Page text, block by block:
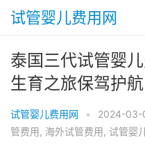
试管婴儿费用网
泰国三代试管婴
生育之旅保驾护航
试管婴儿费用网 • 2024-03-
管费用, 海外试管费用, 试管婴